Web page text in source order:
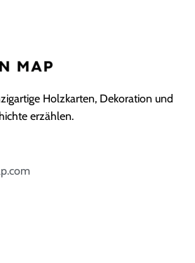
Holzkarten, Dekoration und
erzählen.